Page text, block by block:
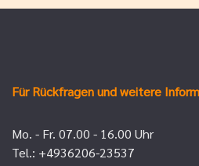
Für Rückfragen und weitere
Mo. - Fr. 07.00 - 16.00 Uhr
Tel.: +4936206-23537